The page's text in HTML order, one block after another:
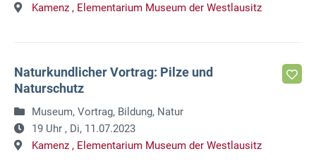
Kamenz , Elementarium Museum der Westlausitz
Naturkundlicher Vortrag: Pilze und
Naturschutz
Museum, Vortrag, Bildung, Natur
19 Uhr , Di, 11.07.2023
Kamenz , Elementarium Museum der Westlausitz